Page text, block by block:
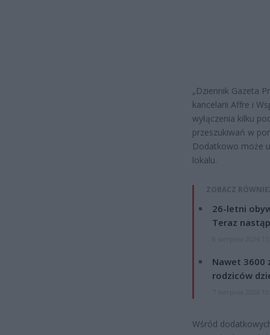
„Dziennik Gazeta
kancelarii Affre i
wyłączenia kilku
przeszukiwań w
Dodatkowo może
lokalu.
ZOBACZ
26-letni
Teraz
Nawet 3600
rodziców
Wśród